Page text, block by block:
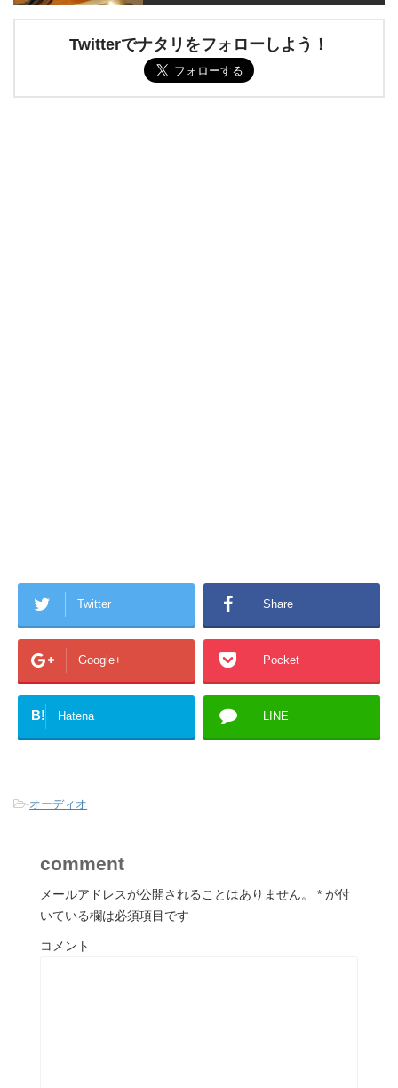
Twitterでナタリをフォローしよう！
Twitter Share
Google+ Pocket
B! Hatena LINE
-オーディオ
comment
メールアドレスが公開されることはありません。 * が付
いている欄は必須項目です
コメント